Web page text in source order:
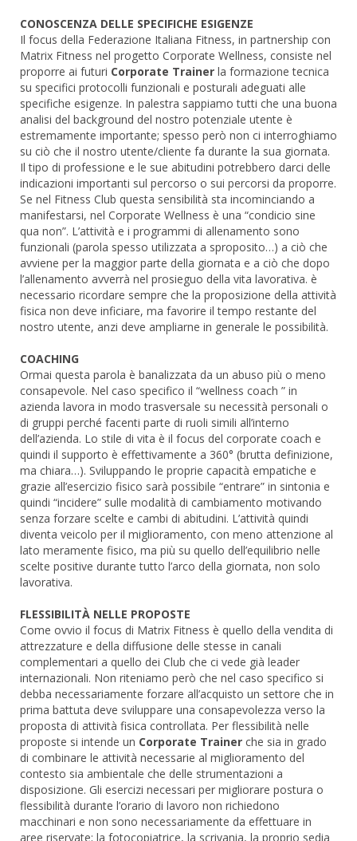
CONOSCENZA DELLE SPECIFICHE ESIGENZE
Il focus della Federazione Italiana Fitness, in partnership con
Matrix Fitness nel progetto Corporate Wellness, consiste nel
proporre ai futuri Corporate Trainer la formazione tecnica
su specifici protocolli funzionali e posturali adeguati alle
specifiche esigenze. In palestra sappiamo tutti che una buona
analisi del background del nostro potenziale utente è
estremamente importante; spesso però non ci interroghiamo
su ciò che il nostro utente/cliente fa durante la sua giornata.
Il tipo di professione e le sue abitudini potrebbero darci delle
indicazioni importanti sul percorso o sui percorsi da proporre.
Se nel Fitness Club questa sensibilità sta incominciando a
manifestarsi, nel Corporate Wellness è una “condicio sine
qua non”. L’attività e i programmi di allenamento sono
funzionali (parola spesso utilizzata a sproposito…) a ciò che
avviene per la maggior parte della giornata e a ciò che dopo
l’allenamento avverrà nel prosieguo della vita lavorativa. è
necessario ricordare sempre che la proposizione della attività
fisica non deve inficiare, ma favorire il tempo restante del
nostro utente, anzi deve ampliarne in generale le possibilità.
COACHING
Ormai questa parola è banalizzata da un abuso più o meno
consapevole. Nel caso specifico il “wellness coach ” in
azienda lavora in modo trasversale su necessità personali o
di gruppi perché facenti parte di ruoli simili all’interno
dell’azienda. Lo stile di vita è il focus del corporate coach e
quindi il supporto è effettivamente a 360° (brutta definizione,
ma chiara…). Sviluppando le proprie capacità empatiche e
grazie all’esercizio fisico sarà possibile “entrare” in sintonia e
quindi “incidere” sulle modalità di cambiamento motivando
senza forzare scelte e cambi di abitudini. L’attività quindi
diventa veicolo per il miglioramento, con meno attenzione al
lato meramente fisico, ma più su quello dell’equilibrio nelle
scelte positive durante tutto l’arco della giornata, non solo
lavorativa.
FLESSIBILITÀ NELLE PROPOSTE
Come ovvio il focus di Matrix Fitness è quello della vendita di
attrezzature e della diffusione delle stesse in canali
complementari a quello dei Club che ci vede già leader
internazionali. Non riteniamo però che nel caso specifico si
debba necessariamente forzare all’acquisto un settore che in
prima battuta deve sviluppare una consapevolezza verso la
proposta di attività fisica controllata. Per flessibilità nelle
proposte si intende un Corporate Trainer che sia in grado
di combinare le attività necessarie al miglioramento del
contesto sia ambientale che delle strumentazioni a
disposizione. Gli esercizi necessari per migliorare postura o
flessibilità durante l’orario di lavoro non richiedono
macchinari e non sono necessariamente da effettuare in
aree riservate; la fotocopiatrice, la scrivania, la proprio sedia